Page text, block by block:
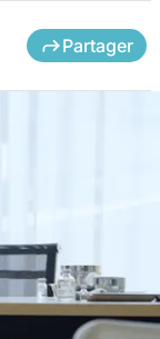
Partager